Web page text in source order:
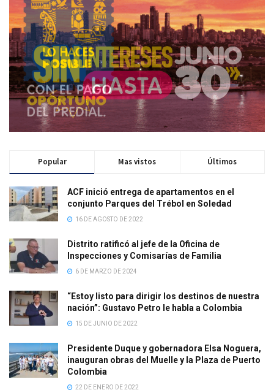
Popular Mas vistos Últimos
ACF inició entrega de apartamentos en el
conjunto Parques del Trébol en Soledad
16 DE AGOSTO DE 2022
Distrito ratificó al jefe de la Oficina de
Inspecciones y Comisarías de Familia
6 DE MARZO DE 2024
“Estoy listo para dirigir los destinos de nuestra
nación”: Gustavo Petro le habla a Colombia
15 DE JUNIO DE 2022
Presidente Duque y gobernadora Elsa Noguera,
inauguran obras del Muelle y la Plaza de Puerto
Colombia
22 DE ENERO DE 2022